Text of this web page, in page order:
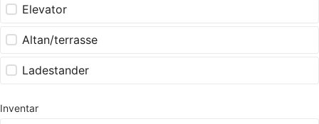
Elevator
Altan/terrasse
Ladestander
Inventar